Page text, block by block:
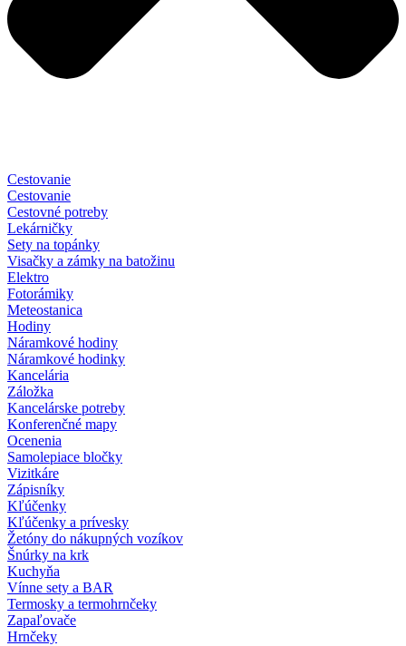
Cestovanie
Cestovanie
Cestovné potreby
Lekárničky
Sety na topánky
Visačky a zámky na batožinu
Elektro
Fotorámiky
Meteostanica
Hodiny
Náramkové hodiny
Náramkové hodinky
Kancelária
Záložka
Kancelárske potreby
Konferenčné mapy
Ocenenia
Samolepiace bločky
Vizitkáre
Zápisníky
Kľúčenky
Kľúčenky a prívesky
Žetóny do nákupných vozíkov
Šnúrky na krk
Kuchyňa
Vínne sety a BAR
Termosky a termohrnčeky
Zapaľovače
Hrnčeky